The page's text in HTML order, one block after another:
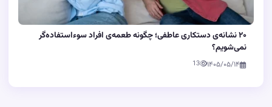
۲۰ نشانه‌ی دستکاری عاطفی؛ چگونه طعمه‌ی افراد سوءاستفاده‌گر
نمی‌شویم؟
۱۴۰۵/۰۵/۱۴ 13